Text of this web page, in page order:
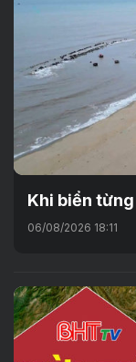
Khi biển
06/08/2026 18:11